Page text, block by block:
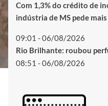
Com 1,3% do crédito de
indústria de MS pede mais
09:01 - 06/08/2026
Rio Brilhante: roubou
08:51 - 06/08/2026